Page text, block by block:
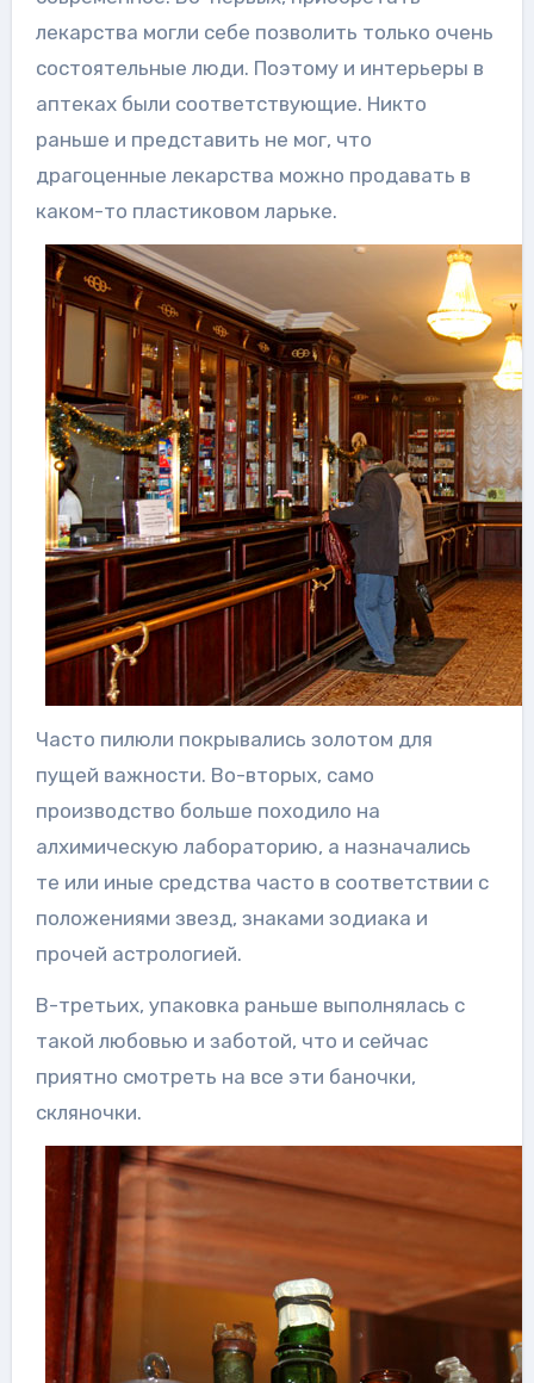
лекарства могли себе позволить только очень
состоятельные люди. Поэтому и интерьеры в
аптеках были соответствующие. Никто
раньше и представить не мог, что
драгоценные лекарства можно продавать в
каком-то пластиковом ларьке.
Часто пилюли покрывались золотом для
пущей важности. Во-вторых, само
производство больше походило на
алхимическую лабораторию, а назначались
те или иные средства часто в соответствии с
положениями звезд, знаками зодиака и
прочей астрологией.
В-третьих, упаковка раньше выполнялась с
такой любовью и заботой, что и сейчас
приятно смотреть на все эти баночки,
скляночки.